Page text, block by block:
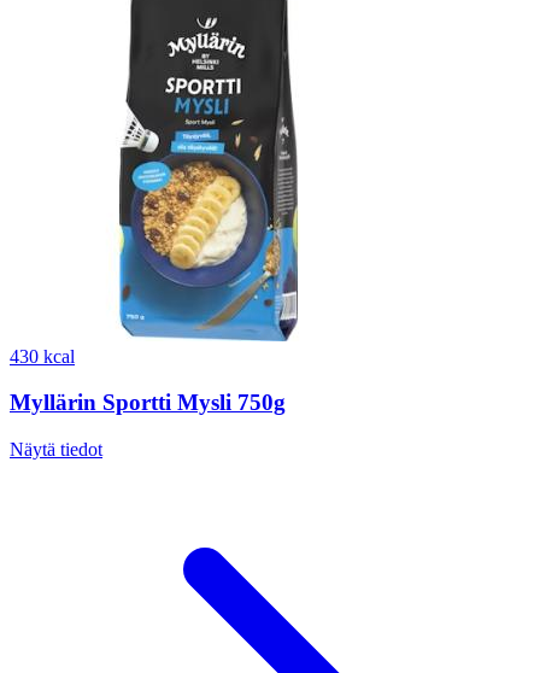
430 kcal
Myllärin Sportti Mysli 750g
Näytä tiedot